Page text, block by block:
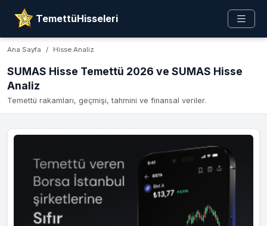
TemettüHisseleri
Ana Sayfa Hisse Analiz
SUMAS Hisse Temettü 2026 ve SUMAS Hisse
Analiz
Temettü rakamları, geçmişi, tahmini ve finansal veriler.